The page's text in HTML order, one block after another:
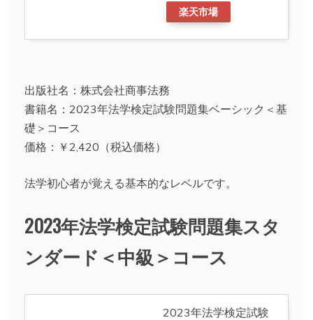
楽天市場
出版社名：株式会社商事法務
書籍名：2023年法学検定試験問題集ベーシック＜基
礎＞コース
価格：￥2,420（税込価格）
法学初心者が覚える基本的なレベルです。
2023年法学検定試験問題集スタ
ンダード＜中級＞コース
2023年法学検定試験